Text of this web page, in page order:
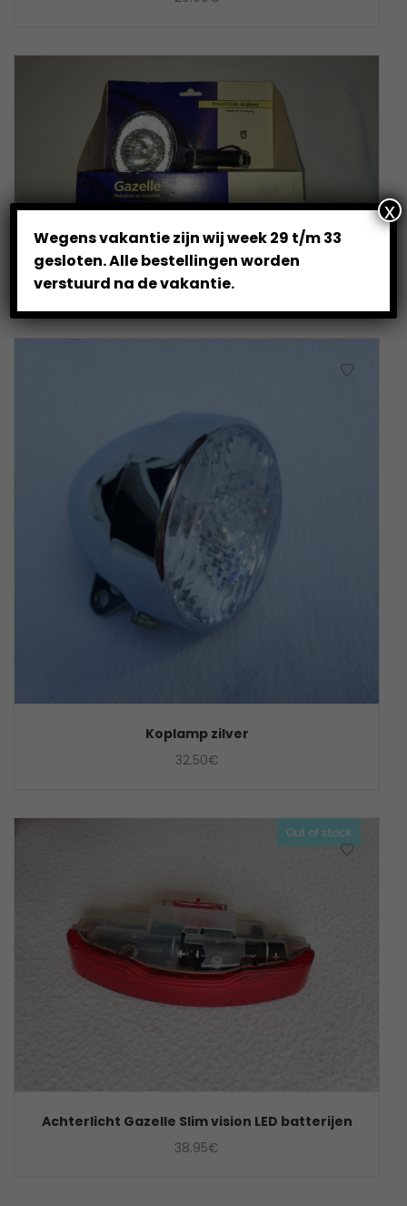
PowerVision koplamp Gazelle
20.00€
Koplamp zilver
32.50€
Out of stock
Achterlicht Gazelle Slim vision LED batterijen
38.95€
Wegens vakantie zijn wij week 29 t/m 33
gesloten. Alle bestellingen worden
verstuurd na de vakantie.
x